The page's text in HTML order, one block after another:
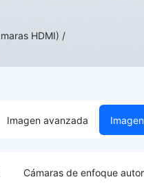
HDMI) /
Imagen avanzada
Cámaras de enfoque